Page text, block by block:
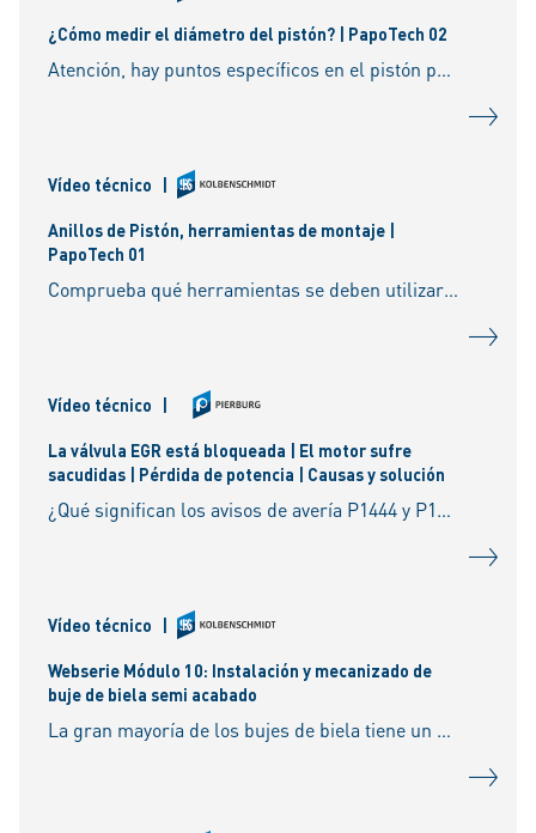
¿Cómo medir el diámetro del pistón? | PapoTech 02
Atención, hay puntos específicos en el pistón para identificar correctamente el diámetro.
Vídeo técnico |
Anillos de Pistón, herramientas de montaje |
PapoTech 01
Comprueba qué herramientas se deben utilizar para montar correctamente los aros de pistón.
Vídeo técnico |
La válvula EGR está bloqueada | El motor sufre
sacudidas | Pérdida de potencia | Causas y solución
¿Qué significan los avisos de avería P1444 y P16786? ¿Están relacionados con el sensor de masa de aire? ¿Por qué da sacudidas el coche y se produce pérdida de potencia? Aquí averiguará
Vídeo técnico |
Webserie Módulo 10: Instalación y mecanizado de
buje de biela semi acabado
La gran mayoría de los bujes de biela tiene un diámetro interior semi acabado, es decir, después de introducir el buje bajo interferencia y presión en el alojamiento de la biela, es necesari